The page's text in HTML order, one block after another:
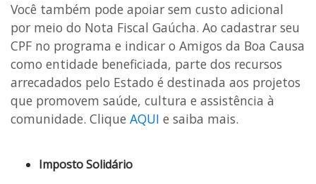
Você também pode apoiar sem custo adicional
por meio do Nota Fiscal Gaúcha. Ao cadastrar seu
CPF no programa e indicar o Amigos da Boa Causa
como entidade beneficiada, parte dos recursos
arrecadados pelo Estado é destinada aos projetos
que promovem saúde, cultura e assistência à
comunidade. Clique AQUI e saiba mais.
Imposto Solidário